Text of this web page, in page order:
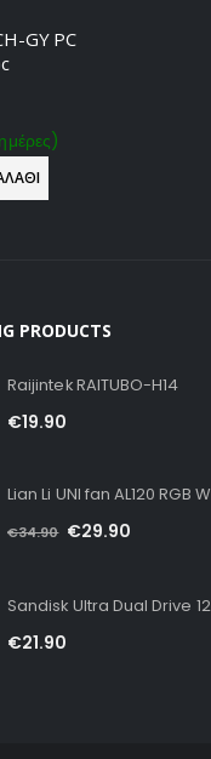
GY PC
PRODUCTS
Raijintek RAITUBO-H14
€19.90
€34.90 €29.90
€21.90